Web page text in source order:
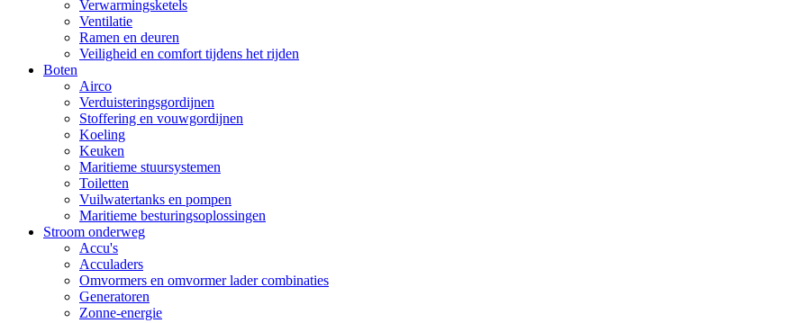
Verwarmingsketels
Ventilatie
Ramen en deuren
Veiligheid en comfort tijdens het rijden
Boten
Airco
Verduisteringsgordijnen
Stoffering en vouwgordijnen
Koeling
Keuken
Maritieme stuursystemen
Toiletten
Vuilwatertanks en pompen
Maritieme besturingsoplossingen
Stroom onderweg
Accu's
Acculaders
Omvormers en omvormer lader combinaties
Generatoren
Zonne-energie